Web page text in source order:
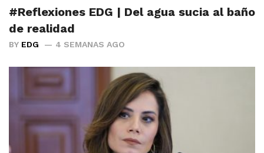
#Reflexiones EDG | Del agua sucia al baño
de realidad
BY EDG 4 SEMANAS AGO